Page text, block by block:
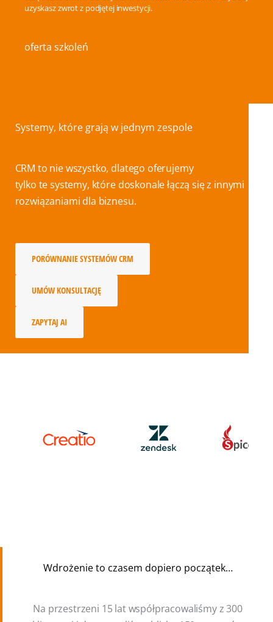
uzyskasz zwrot z podjętej inwestycji.
oferta szkoleń
Systemy, które grają w jednym zespole
CRM to nie wszystko, dlatego oferujemy
tylko te systemy, które doskonale łączą się z innymi
rozwiązaniami dla biznesu.
PORÓWNANIE SYSTEMÓW CRM
UMÓW KONSULTACJĘ
ZAPYTAJ AI
Wdrożenie to czasem dopiero początek…
Na przestrzeni 15 lat współpracowaliśmy z 300